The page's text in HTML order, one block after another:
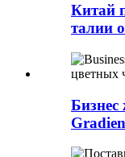
Китай
талии
Бизнес